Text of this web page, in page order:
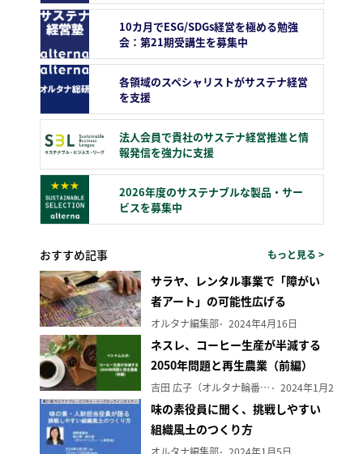
10カ月でESG/SDGs経営を極める勉強
会：第21期受講生を募集中
各領域のスペシャリストがサステナ経営
を支援
法人会員で貴社のサステナ経営推進と情
報発信を強力に支援
2026年度のサステナブルな製品・サー
ビスを募集中
おすすめ記事 もっと見る >
サラヤ、レンタル事業で「障がい
者アート」の可能性広げる
オルタナ編集部 2024年4月16日
ネスレ、コーヒー生産が半減する
2050年問題と再生農業（前編）
吉田 広子（オルタナ輪番編集長） 2024年1月29日
味の素役員に聞く、挑戦しやすい
組織風土のつくり方